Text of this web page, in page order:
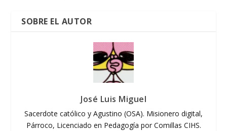
SOBRE EL AUTOR
José Luis Miguel
Sacerdote católico y Agustino (OSA). Misionero digital,
Párroco, Licenciado en Pedagogía por Comillas CIHS.